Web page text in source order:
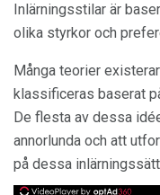
Inlärningsstilar är
olika styrkor och
Många teorier
klassificeras baserat
De flesta av dessa
annorlunda och att
på dessa